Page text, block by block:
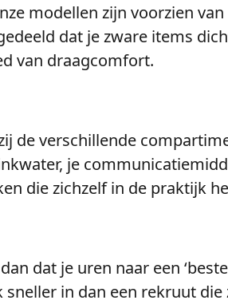
modellen zijn voorzien
dat je zware items
van draagcomfort.
de verschillende
je
die zichzelf in de praktijk
dat je uren naar een
in dan een rekruut